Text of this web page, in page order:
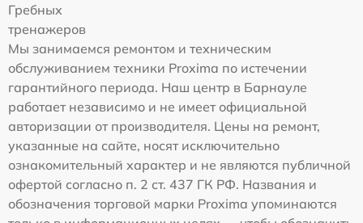
Гребных
тренажеров
Мы занимаемся ремонтом и техническим
обслуживанием техники Proxima по истечении
гарантийного периода. Наш центр в Барнауле
работает независимо и не имеет официальной
авторизации от производителя. Цены на ремонт,
указанные на сайте, носят исключительно
ознакомительный характер и не являются публичной
офертой согласно п. 2 ст. 437 ГК РФ. Названия и
обозначения торговой марки Proxima упоминаются